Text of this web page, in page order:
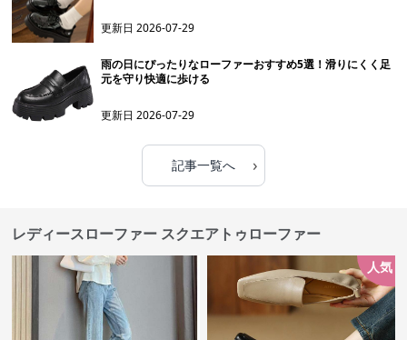
更新日2026-07-29
雨の日にぴったりなローファーおすすめ5選！滑りにくく足
元を守り快適に歩ける
更新日2026-07-29
記事一覧へ ›
レディースローファー スクエアトゥローファー
人気